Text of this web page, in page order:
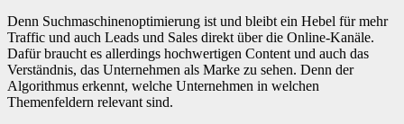
Denn Suchmaschinenoptimierung ist und bleibt ein Hebel für mehr
Traffic und auch Leads und Sales direkt über die Online-Kanäle.
Dafür braucht es allerdings hochwertigen Content und auch das
Verständnis, das Unternehmen als Marke zu sehen. Denn der
Algorithmus erkennt, welche Unternehmen in welchen
Themenfeldern relevant sind.